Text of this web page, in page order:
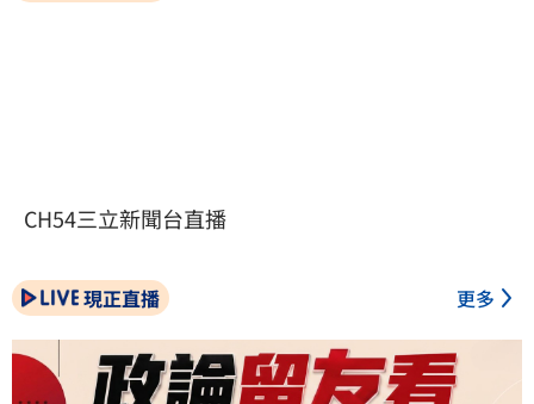
CH54三立新聞台直播
現正直播 更多